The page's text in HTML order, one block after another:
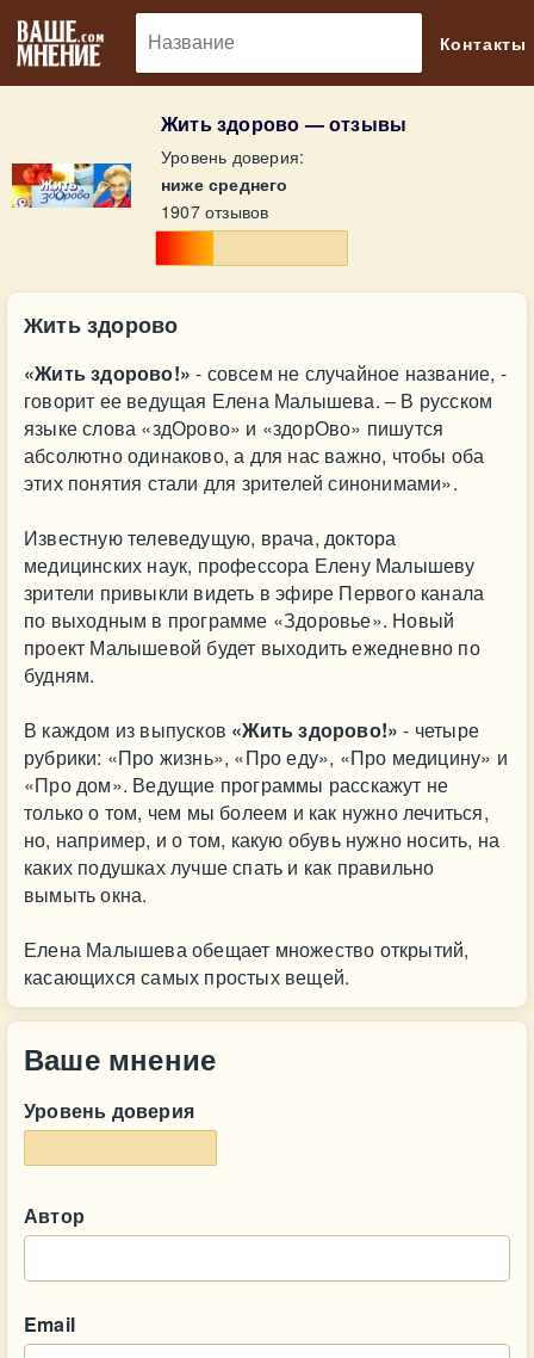
Контакты
Жить здорово — отзывы
Уровень доверия:
ниже среднего
1907 отзывов
Жить здорово
«Жить здорово!» - совсем не случайное название, -
говорит ее ведущая Елена Малышева. – В русском
языке слова «здОрово» и «здорОво» пишутся
абсолютно одинаково, а для нас важно, чтобы оба
этих понятия стали для зрителей синонимами».
Известную телеведущую, врача, доктора
медицинских наук, профессора Елену Малышеву
зрители привыкли видеть в эфире Первого канала
по выходным в программе «Здоровье». Новый
проект Малышевой будет выходить ежедневно по
будням.
В каждом из выпусков «Жить здорово!» - четыре
рубрики: «Про жизнь», «Про еду», «Про медицину» и
«Про дом». Ведущие программы расскажут не
только о том, чем мы болеем и как нужно лечиться,
но, например, и о том, какую обувь нужно носить, на
каких подушках лучше спать и как правильно
вымыть окна.
Елена Малышева обещает множество открытий,
касающихся самых простых вещей.
Ваше мнение
Уровень доверия
Автор
Email